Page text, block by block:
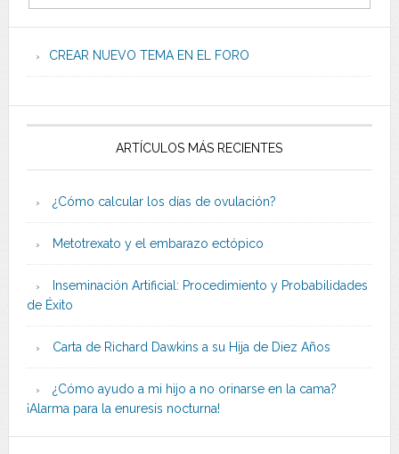
CREAR NUEVO TEMA EN EL FORO
ARTÍCULOS MÁS RECIENTES
¿Cómo calcular los días de ovulación?
Metotrexato y el embarazo ectópico
Inseminación Artificial: Procedimiento y Probabilidades
de Éxito
Carta de Richard Dawkins a su Hija de Diez Años
¿Cómo ayudo a mi hijo a no orinarse en la cama?
¡Alarma para la enuresis nocturna!